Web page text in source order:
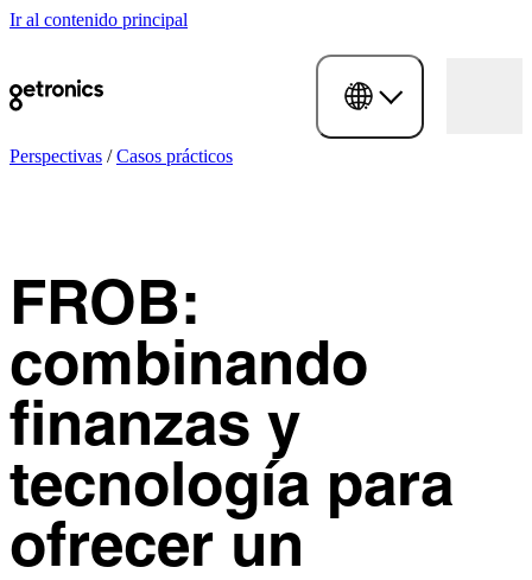
Ir al contenido principal
Perspectivas /Casos prácticos
FROB:
combinando
finanzas y
tecnología para
ofrecer un